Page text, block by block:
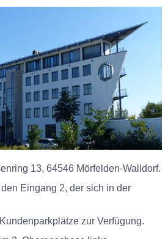
13, 64546 Mörfelden-Walldorf.
Eingang 2, der sich in der
zur Verfügung.